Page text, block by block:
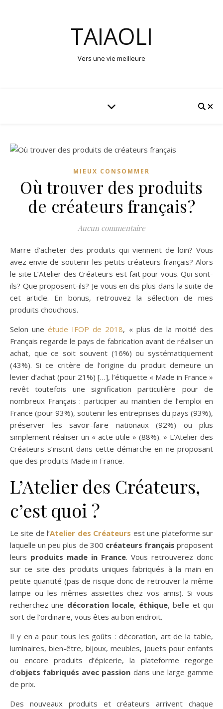
TAIAOLI
Vers une vie meilleure
MIEUX CONSOMMER
Où trouver des produits
de créateurs français?
Aucun commentaire
Marre d’acheter des produits qui viennent de loin? Vous
avez envie de soutenir les petits créateurs français? Alors
le site L’Atelier des Créateurs est fait pour vous. Qui sont-
ils? Que proposent-ils? Je vous en dis plus dans la suite de
cet article. En bonus, retrouvez la sélection de mes
produits chouchous.
Selon uneétude IFOP de 2018, « plus de la moitié des
Français regarde le pays de fabrication avant de réaliser un
achat, que ce soit souvent (16%) ou systématiquement
(43%). Si ce critère de l’origine du produit demeure un
levier d’achat (pour 21%) […], l’étiquette « Made in France »
revêt toutefois une signification particulière pour de
nombreux Français : participer au maintien de l’emploi en
France (pour 93%), soutenir les entreprises du pays (93%),
préserver les savoir-faire nationaux (92%) ou plus
simplement réaliser un « acte utile » (88%). » L’Atelier des
Créateurs s’inscrit dans cette démarche en ne proposant
que des produits Made in France.
L’Atelier des Créateurs,
c’est quoi ?
Le site de l’Atelier des Créateurs est une plateforme sur
laquelle un peu plus de 300 créateurs français proposent
leurs produits made in France. Vous retrouverez donc
sur ce site des produits uniques fabriqués à la main en
petite quantité (pas de risque donc de retrouver la même
lampe ou les mêmes assiettes chez vos amis). Si vous
recherchez une décoration locale, éthique, belle et qui
sort de l’ordinaire, vous êtes au bon endroit.
Il y en a pour tous les goûts : décoration, art de la table,
luminaires, bien-être, bijoux, meubles, jouets pour enfants
ou encore produits d’épicerie, la plateforme regorge
d’objets fabriqués avec passion dans une large gamme
de prix.
Des nouveaux produits et créateurs arrivent chaque